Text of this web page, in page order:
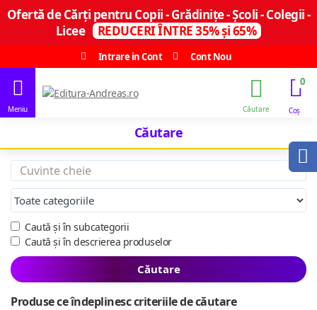
Ofertă de Cărți pentru Copii - Grădinițe - Școli - Colegii -
Licee
REDUCERI ÎNTRE 35% și 65%
Intrare in Cont
Cont Nou
0
Căutare
Caută și în subcategorii
Caută și în descrierea produselor
Căutare
Produse ce îndeplinesc criteriile de căutare